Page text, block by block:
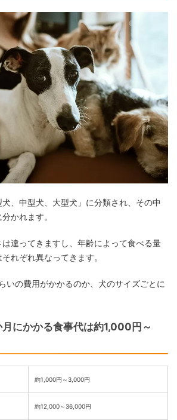
、中型犬、大型犬」に分類され、その中
かれます。
違ってきますし、年齢によって食べる量
れぞれ異なってきます。
いの費用がかかるのか、犬のサイズごとに
月にかかる食事代は約1,000円～
約1,000円～3,000円
約12,000～36,000円